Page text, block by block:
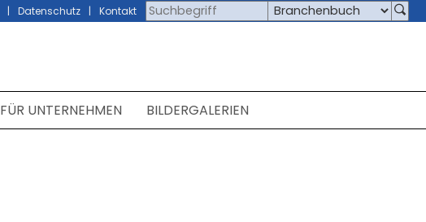
Datenschutz Kontakt
FÜR UNTERNEHMEN BILDERGALERIEN